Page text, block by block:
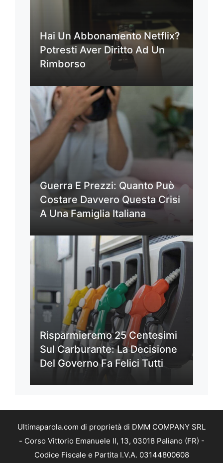
Hai Un Abbonamento Netflix?
Potresti Aver Diritto Ad Un
Rimborso
Guerra E Prezzi: Quanto Può
Costare Davvero Questa Crisi
A Una Famiglia Italiana
Risparmieremo 25 Centesimi
Sul Carburante: La Decisione
Del Governo Fa Felici Tutti
Ultimaparola.com di proprietà di DMM COMPANY SRL
- Corso Vittorio Emanuele II, 13, 03018 Paliano (FR) -
Codice Fiscale e Partita I.V.A. 03144800608